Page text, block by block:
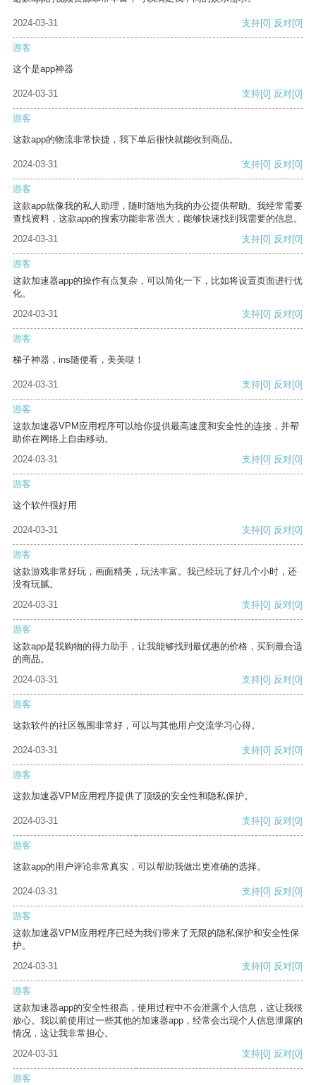
2024-03-31 支持[0] 反对[0]
游客
这个是app神器
2024-03-31 支持[0] 反对[0]
游客
这款app的物流非常快捷，我下单后很快就能收到商品。
2024-03-31 支持[0] 反对[0]
游客
这款app就像我的私人助理，随时随地为我的办公提供帮助。我经常需要
查找资料，这款app的搜索功能非常强大，能够快速找到我需要的信息。
2024-03-31
支持[0] 反对[0]
游客
这款加速器app的操作有点复杂，可以简化一下，比如将设置页面进行优
化。
2024-03-31
支持[0] 反对[0]
游客
梯子神器，ins随便看，美美哒！
2024-03-31 支持[0] 反对[0]
游客
这款加速器VPM应用程序可以给你提供最高速度和安全性的连接，并帮
助你在网络上自由移动。
2024-03-31
支持[0] 反对[0]
游客
这个软件很好用
2024-03-31 支持[0] 反对[0]
游客
这款游戏非常好玩，画面精美，玩法丰富。我已经玩了好几个小时，还
没有玩腻。
2024-03-31
支持[0] 反对[0]
游客
这款app是我购物的得力助手，让我能够找到最优惠的价格，买到最合适
的商品。
2024-03-31
支持[0] 反对[0]
游客
这款软件的社区氛围非常好，可以与其他用户交流学习心得。
2024-03-31 支持[0] 反对[0]
游客
这款加速器VPM应用程序提供了顶级的安全性和隐私保护。
2024-03-31 支持[0] 反对[0]
游客
这款app的用户评论非常真实，可以帮助我做出更准确的选择。
2024-03-31 支持[0] 反对[0]
游客
这款加速器VPM应用程序已经为我们带来了无限的隐私保护和安全性保
护。
2024-03-31
支持[0] 反对[0]
游客
这款加速器app的安全性很高，使用过程中不会泄露个人信息，这让我很
放心。我以前使用过一些其他的加速器app，经常会出现个人信息泄露的
情况，这让我非常担心。
2024-03-31
支持[0] 反对[0]
游客